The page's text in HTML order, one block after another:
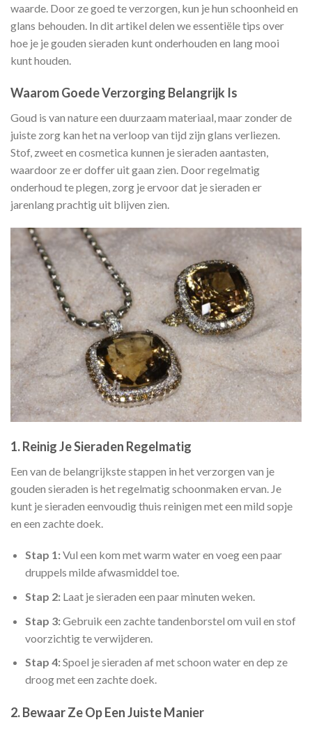
waarde. Door ze goed te verzorgen, kun je hun schoonheid en
glans behouden. In dit artikel delen we essentiële tips over
hoe je je gouden sieraden kunt onderhouden en lang mooi
kunt houden.
Waarom Goede Verzorging Belangrijk Is
Goud is van nature een duurzaam materiaal, maar zonder de
juiste zorg kan het na verloop van tijd zijn glans verliezen.
Stof, zweet en cosmetica kunnen je sieraden aantasten,
waardoor ze er doffer uit gaan zien. Door regelmatig
onderhoud te plegen, zorg je ervoor dat je sieraden er
jarenlang prachtig uit blijven zien.
1.Reinig Je Sieraden Regelmatig
Een van de belangrijkste stappen in het verzorgen van je
gouden sieraden is het regelmatig schoonmaken ervan. Je
kunt je sieraden eenvoudig thuis reinigen met een mild sopje
en een zachte doek.
Stap 1:Vul een kom met warm water en voeg een paar
druppels milde afwasmiddel toe.
Stap 2:Laat je sieraden een paar minuten weken.
Stap 3:Gebruik een zachte tandenborstel om vuil en stof
voorzichtig te verwijderen.
Stap 4:Spoel je sieraden af met schoon water en dep ze
droog met een zachte doek.
2.Bewaar Ze Op Een Juiste Manier